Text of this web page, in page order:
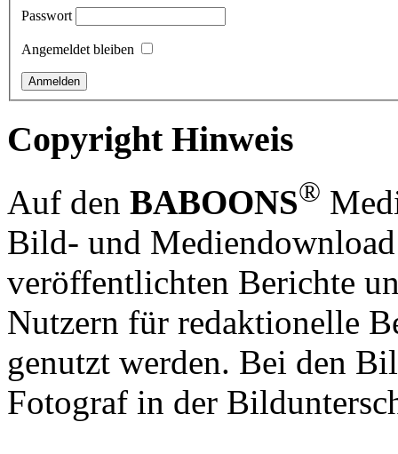
Passwort
Angemeldet bleiben
Copyright Hinweis
Auf den BABOONS®
Bild- und
veröffentlichten Berichte
Nutzern für redaktionelle
genutzt werden. Bei den
Fotograf in der